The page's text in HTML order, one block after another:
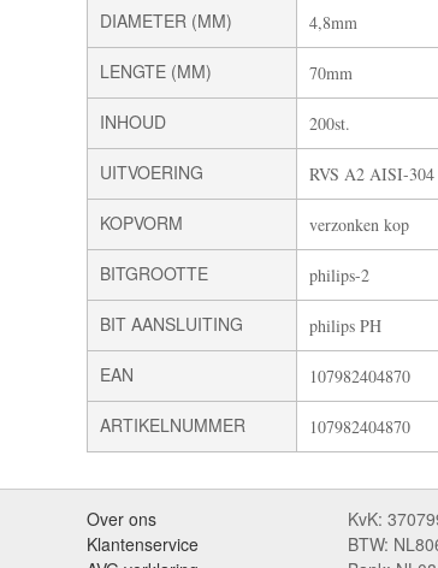
DIAMETER (MM) 4,8mm
LENGTE (MM) 70mm
INHOUD 200st.
UITVOERING RVS A2 AISI-304
KOPVORM verzonken kop
BITGROOTTE philips-2
BIT AANSLUITING philips PH
EAN 107982404870
ARTIKELNUMMER 107982404870
Over ons
Klantenservice
KvK:
BTW: